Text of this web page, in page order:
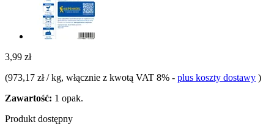
3,99 zł
(973,17 zł / kg, włącznie z kwotą VAT 8% - plus koszty dostawy )
Zawartość: 1 opak.
Produkt dostępny